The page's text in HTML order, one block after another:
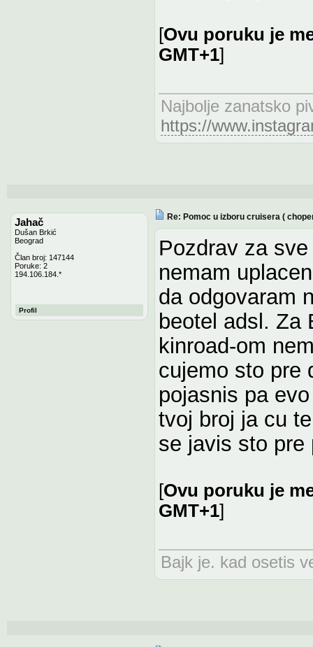
[Ovu poruku je
GMT+1]
Najbolje zanatsko
https://
Jahač
Dušan Brkić
Beograd
Član broj: 147144
Poruke: 2
194.106.184.*
Profil
Re: Pomoc u izboru cruisera (
Pozdrav za
nemam
da odgovaram
beotel adsl. Za
kinroad-om
cujemo sto pre
pojasnis pa
tvoj broj ja cu
se javis sto pre
[Ovu poruku je
GMT+1]
Bajk je. kad osetis